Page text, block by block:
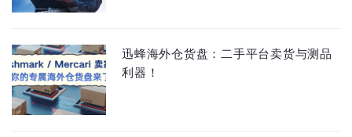
迅蜂海外仓货盘：二手平台卖货与测品
利器！